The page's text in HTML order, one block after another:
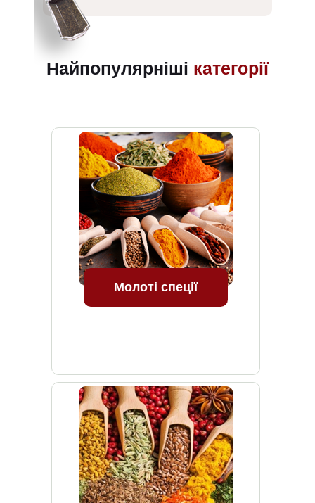
Найпопулярніші категорії
Молоті спеції